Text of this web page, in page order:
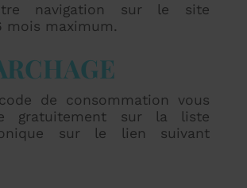
navigation sur le site
mois maximum.
de consommation vous
gratuitement sur la liste
sur le lien suivant